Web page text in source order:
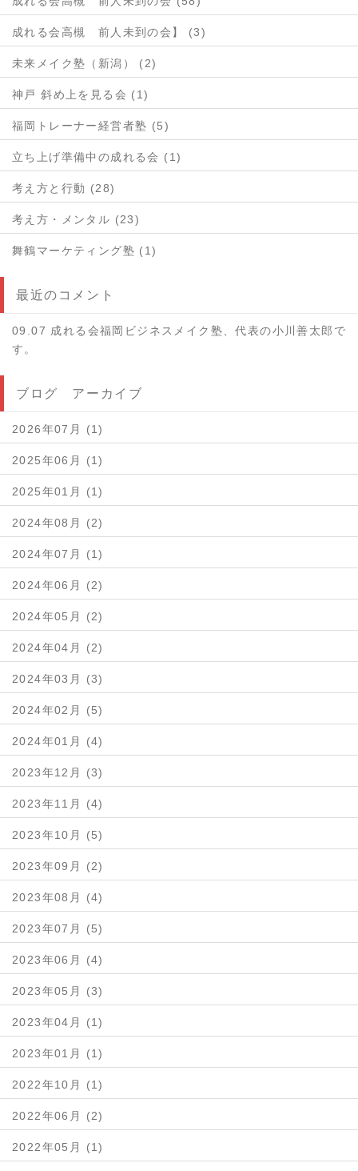
成れる会高槻 前人未到の会】 (3)
未来メイク塾（新潟） (2)
神戸 斜め上を見る会 (1)
福岡トレーナー経営者塾 (5)
立ち上げ準備中の成れる会 (1)
考え方と行動 (28)
考え方・メンタル (23)
舞鶴マーケティング塾 (1)
最近のコメント
09.07 成れる会福岡ビジネスメイク塾、代表の小川善太郎で
す。
ブログ アーカイブ
2026年07月 (1)
2025年06月 (1)
2025年01月 (1)
2024年08月 (2)
2024年07月 (1)
2024年06月 (2)
2024年05月 (2)
2024年04月 (2)
2024年03月 (3)
2024年02月 (5)
2024年01月 (4)
2023年12月 (3)
2023年11月 (4)
2023年10月 (5)
2023年09月 (2)
2023年08月 (4)
2023年07月 (5)
2023年06月 (4)
2023年05月 (3)
2023年04月 (1)
2023年01月 (1)
2022年10月 (1)
2022年06月 (2)
2022年05月 (1)